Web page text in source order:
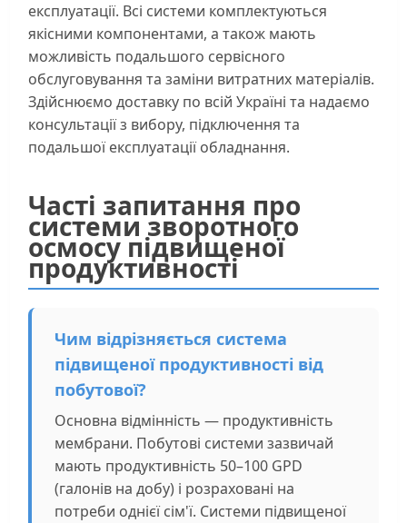
експлуатації. Всі системи комплектуються
якісними компонентами, а також мають
можливість подальшого сервісного
обслуговування та заміни витратних матеріалів.
Здійснюємо доставку по всій Україні та надаємо
консультації з вибору, підключення та
подальшої експлуатації обладнання.
Часті запитання про
системи зворотного
осмосу підвищеної
продуктивності
Чим відрізняється система
підвищеної продуктивності від
побутової?
Основна відмінність — продуктивність
мембрани. Побутові системи зазвичай
мають продуктивність 50–100 GPD
(галонів на добу) і розраховані на
потреби однієї сім'ї. Системи підвищеної